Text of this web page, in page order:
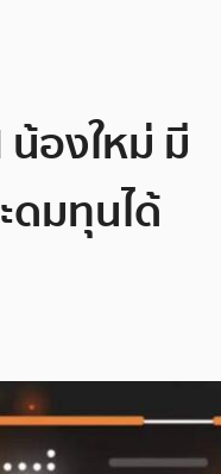
องใหม่ มี
ดมทุนได้